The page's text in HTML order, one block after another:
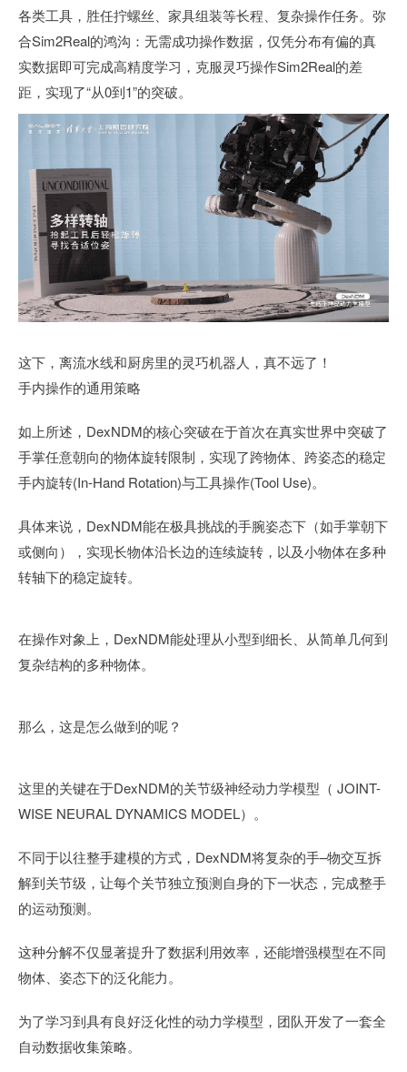
各类工具，胜任拧螺丝、家具组装等长程、复杂操作任务。弥
合Sim2Real的鸿沟：无需成功操作数据，仅凭分布有偏的真
实数据即可完成高精度学习，克服灵巧操作Sim2Real的差
距，实现了“从0到1”的突破。
这下，离流水线和厨房里的灵巧机器人，真不远了！
手内操作的通用策略
如上所述，DexNDM的核心突破在于首次在真实世界中突破了
手掌任意朝向的物体旋转限制，实现了跨物体、跨姿态的稳定
手内旋转(In-Hand Rotation)与工具操作(Tool Use)。
具体来说，DexNDM能在极具挑战的手腕姿态下（如手掌朝下
或侧向），实现长物体沿长边的连续旋转，以及小物体在多种
转轴下的稳定旋转。
在操作对象上，DexNDM能处理从小型到细长、从简单几何到
复杂结构的多种物体。
那么，这是怎么做到的呢？
这里的关键在于DexNDM的关节级神经动力学模型（ JOINT-
WISE NEURAL DYNAMICS MODEL）。
不同于以往整手建模的方式，DexNDM将复杂的手–物交互拆
解到关节级，让每个关节独立预测自身的下一状态，完成整手
的运动预测。
这种分解不仅显著提升了数据利用效率，还能增强模型在不同
物体、姿态下的泛化能力。
为了学习到具有良好泛化性的动力学模型，团队开发了一套全
自动数据收集策略。